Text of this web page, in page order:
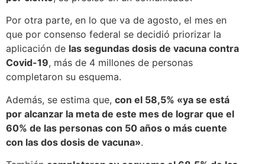
Por otra parte, en lo que va de agosto, el mes en
que por consenso federal se decidió priorizar la
aplicación de las segundas dosis de vacuna contra
Covid-19, más de 4 millones de personas
completaron su esquema.
Además, se estima que, con el 58,5% «ya se está
por alcanzar la meta de este mes de lograr que el
60% de las personas con 50 años o más cuente
con las dos dosis de vacuna».